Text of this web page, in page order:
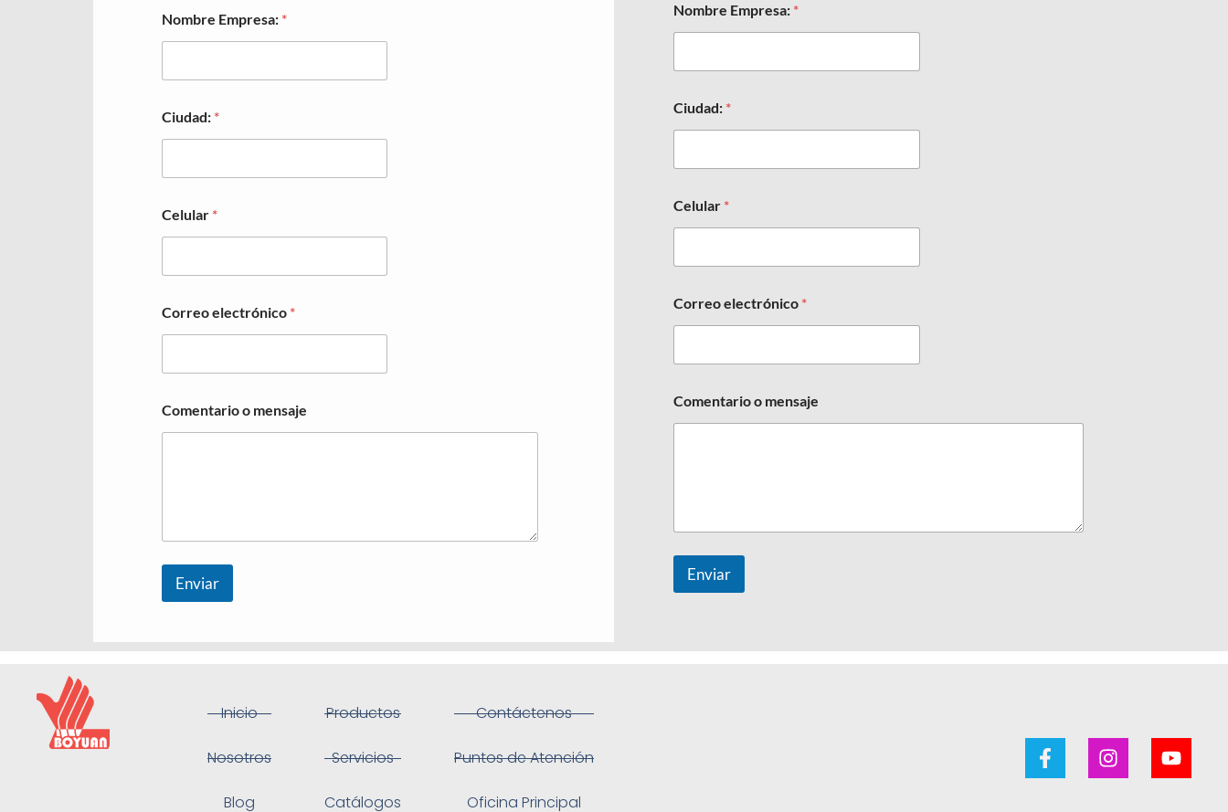
Nombre Empresa: *
Ciudad: *
Celular *
Correo electrónico *
Comentario o mensaje
Enviar
Nombre Empresa: *
Ciudad: *
Celular *
Correo electrónico *
Comentario o mensaje
Enviar
Inicio
Nosotros
Blog
Productos
Servicios
Catálogos
Contáctenos
Puntos de Atención
Oficina Principal